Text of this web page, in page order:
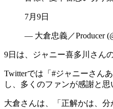
7月9日
— 大倉忠義／Producer
9日は、ジャニー喜多川さんの
Twitterでは「#ジャニーさん
し、多くのファンが感謝と思
大倉さんは、「正解かは、